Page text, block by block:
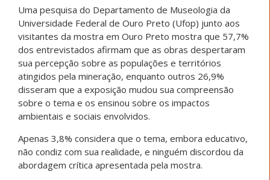
Uma pesquisa do Departamento de Museologia da
Universidade Federal de Ouro Preto (Ufop) junto aos
visitantes da mostra em Ouro Preto mostra que 57,7%
dos entrevistados afirmam que as obras despertaram
sua percepção sobre as populações e territórios
atingidos pela mineração, enquanto outros 26,9%
disseram que a exposição mudou sua compreensão
sobre o tema e os ensinou sobre os impactos
ambientais e sociais envolvidos.
Apenas 3,8% considera que o tema, embora educativo,
não condiz com sua realidade, e ninguém discordou da
abordagem crítica apresentada pela mostra.